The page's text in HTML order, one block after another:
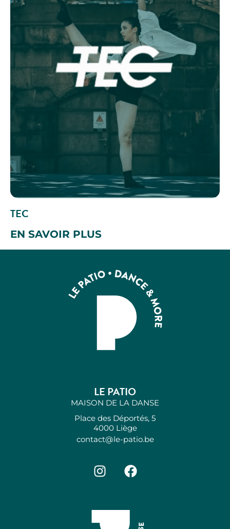
TEC
EN SAVOIR PLUS
LE PATIO
MAISON DE LA DANSE
Place des Déportés, 5
4000 Liège
contact@le-patio.be